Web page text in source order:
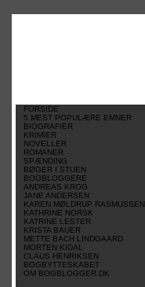
FORSIDE
5 MEST POPULÆRE EMNER
BIOGRAFIER
KRIMIER
NOVELLER
ROMANER
SPÆNDING
BØGER I STUEN
BOGBLOGGERE
ANDREAS KROG
JANE ANDERSEN
KAREN MØLDRUP RASMUSSEN
KATHRINE NORSK
KATRINE LESTER
KRISTA BAUER
METTE BACH LINDGAARD
MORTEN KIDAL
CLAUS HENRIKSEN
BOGBYTTESKABET
OM BOGBLOGGER.DK